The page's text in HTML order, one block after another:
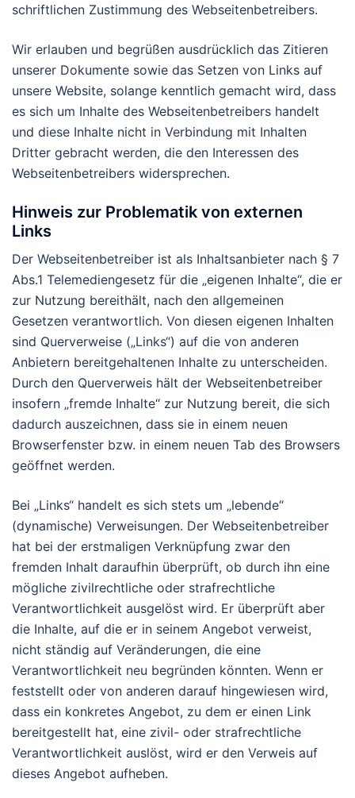
schriftlichen Zustimmung des Webseitenbetreibers.
Wir erlauben und begrüßen ausdrücklich das Zitieren
unserer Dokumente sowie das Setzen von Links auf
unsere Website, solange kenntlich gemacht wird, dass
es sich um Inhalte des Webseitenbetreibers handelt
und diese Inhalte nicht in Verbindung mit Inhalten
Dritter gebracht werden, die den Interessen des
Webseitenbetreibers widersprechen.
Hinweis zur Problematik von externen
Links
Der Webseitenbetreiber ist als Inhaltsanbieter nach § 7
Abs.1 Telemediengesetz für die „eigenen Inhalte“, die er
zur Nutzung bereithält, nach den allgemeinen
Gesetzen verantwortlich. Von diesen eigenen Inhalten
sind Querverweise („Links“) auf die von anderen
Anbietern bereitgehaltenen Inhalte zu unterscheiden.
Durch den Querverweis hält der Webseitenbetreiber
insofern „fremde Inhalte“ zur Nutzung bereit, die sich
dadurch auszeichnen, dass sie in einem neuen
Browserfenster bzw. in einem neuen Tab des Browsers
geöffnet werden.
Bei „Links“ handelt es sich stets um „lebende“
(dynamische) Verweisungen. Der Webseitenbetreiber
hat bei der erstmaligen Verknüpfung zwar den
fremden Inhalt daraufhin überprüft, ob durch ihn eine
mögliche zivilrechtliche oder strafrechtliche
Verantwortlichkeit ausgelöst wird. Er überprüft aber
die Inhalte, auf die er in seinem Angebot verweist,
nicht ständig auf Veränderungen, die eine
Verantwortlichkeit neu begründen könnten. Wenn er
feststellt oder von anderen darauf hingewiesen wird,
dass ein konkretes Angebot, zu dem er einen Link
bereitgestellt hat, eine zivil- oder strafrechtliche
Verantwortlichkeit auslöst, wird er den Verweis auf
dieses Angebot aufheben.